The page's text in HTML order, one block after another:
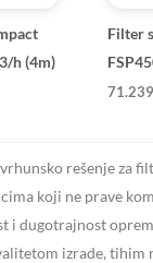
h (4m)
Filter
rešenje za
koji ne prave
i dugotrajnost
izrade, tihim